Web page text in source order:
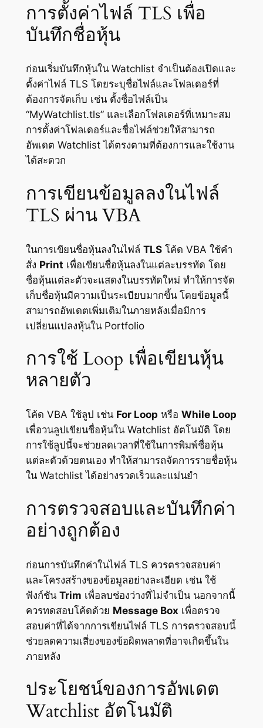
การตั้งค่าไฟล์ TLS เพื่อ
บันทึกชื่อหุ้น
ก่อนเริ่มบันทึกหุ้นใน Watchlist จำเป็นต้องเปิดและ
ตั้งค่าไฟล์ TLS โดยระบุชื่อไฟล์และโฟลเดอร์ที่
ต้องการจัดเก็บ เช่น ตั้งชื่อไฟล์เป็น
“MyWatchlist.tls” และเลือกโฟลเดอร์ที่เหมาะสม
การตั้งค่าโฟลเดอร์และชื่อไฟล์ช่วยให้สามารถ
อัพเดต Watchlist ได้ตรงตามที่ต้องการและใช้งาน
ได้สะดวก
การเขียนข้อมูลลงในไฟล์
TLS ผ่าน VBA
ในการเขียนชื่อหุ้นลงในไฟล์ TLSโค้ด VBA ใช้คำ
สั่ง Print เพื่อเขียนชื่อหุ้นลงในแต่ละบรรทัด โดย
ชื่อหุ้นแต่ละตัวจะแสดงในบรรทัดใหม่ ทำให้การจัด
เก็บชื่อหุ้นมีความเป็นระเบียบมากขึ้น โดยข้อมูลนี้
สามารถอัพเดตเพิ่มเติมในภายหลังเมื่อมีการ
เปลี่ยนแปลงหุ้นใน Portfolio
การใช้ Loop เพื่อเขียนหุ้น
หลายตัว
โค้ด VBA ใช้ลูป เช่น For Loop หรือ While Loop
เพื่อวนลูปเขียนชื่อหุ้นใน Watchlist อัตโนมัติ โดย
การใช้ลูปนี้จะช่วยลดเวลาที่ใช้ในการพิมพ์ชื่อหุ้น
แต่ละตัวด้วยตนเอง ทำให้สามารถจัดการรายชื่อหุ้น
ใน Watchlist ได้อย่างรวดเร็วและแม่นยำ
การตรวจสอบและบันทึกค่า
อย่างถูกต้อง
ก่อนการบันทึกค่าในไฟล์ TLS ควรตรวจสอบค่า
และโครงสร้างของข้อมูลอย่างละเอียด เช่น ใช้
ฟังก์ชัน Trim เพื่อลบช่องว่างที่ไม่จำเป็น นอกจากนี้
ควรทดสอบโค้ดด้วย Message Box เพื่อตรวจ
สอบค่าที่ได้จากการเขียนไฟล์ TLS การตรวจสอบนี้
ช่วยลดความเสี่ยงของข้อผิดพลาดที่อาจเกิดขึ้นใน
ภายหลัง
ประโยชน์ของการอัพเดต
Watchlist อัตโนมัติ